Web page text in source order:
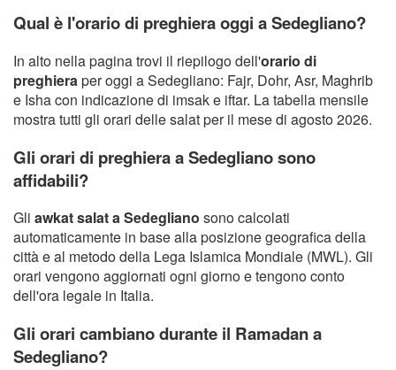
Qual è l'orario di preghiera oggi a Sedegliano?
In alto nella pagina trovi il riepilogo dell'orario di
preghieraper oggi a Sedegliano: Fajr, Dohr, Asr, Maghrib
e Isha con indicazione di imsak e iftar. La tabella mensile
mostra tutti gli orari delle salat per il mese di agosto 2026.
Gli orari di preghiera a Sedegliano sono
affidabili?
Gli awkat salat a Sedegliano sono calcolati
automaticamente in base alla posizione geografica della
città e al metodo della Lega Islamica Mondiale (MWL). Gli
orari vengono aggiornati ogni giorno e tengono conto
dell'ora legale in Italia.
Gli orari cambiano durante il Ramadan a
Sedegliano?